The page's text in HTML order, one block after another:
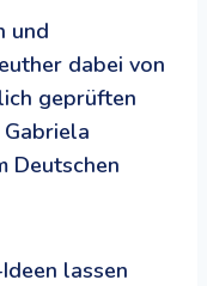
und
dabei von
geprüften
Deutschen
lassen